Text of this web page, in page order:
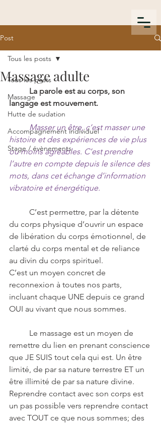
Post
Tous les posts
Massage
Hutte de sudation
Accompagnement individuel
Stage / évènements
Tous les posts
Massage adulte
La parole est au corps, son
langage est mouvement.
Masser un être, c’est masser une
histoire et des expériences de vie plus
ou moins agréables. C’est prendre
l’autre en compte depuis le silence des
mots, dans cet échange d’information
vibratoire et énergétique.
du corps physique d’ouvrir un espace
de libération du corps émotionnel, de
clarté du corps mental et de reliance
au divin du corps spirituel.
C’est un moyen concret de
reconnexion à toutes nos parts,
incluant chaque UNE depuis ce grand
OUI au vivant que nous sommes.
remettre du lien en prenant conscience
que JE SUIS tout cela qui est. Un être
limité, de par sa nature terrestre ET un
être illimité de par sa nature divine.
Reprendre contact avec son corps est
un pas possible vers reprendre contact
avec TOUT ce que nous sommes; des